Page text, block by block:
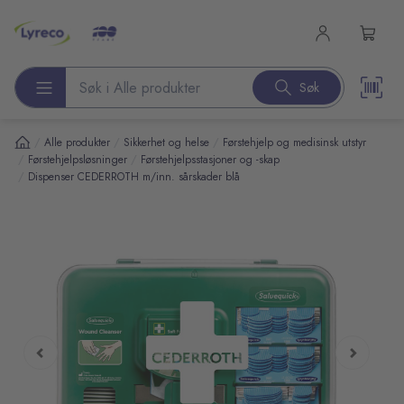
Søk etter produkter Søk
Alle produkter Sikkerhet og helse Førstehjelp og medisinsk utstyr
Førstehjelpsløsninger Førstehjelpsstasjoner og -skap
Dispenser CEDERROTH m/inn. sårskader blå